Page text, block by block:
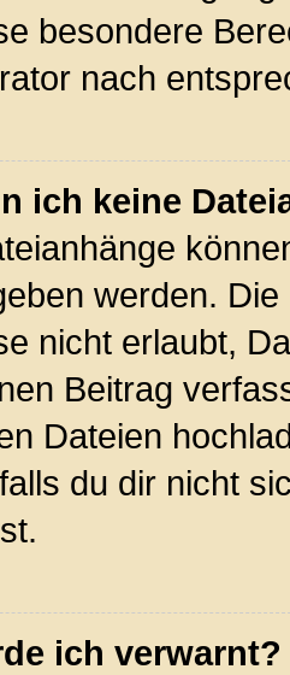
besondere
nach
ich keine
werden.
nicht erlaubt,
Beitrag
Dateien
du dir nicht
ich verwarnt?